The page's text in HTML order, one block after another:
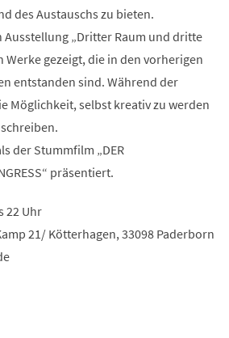
des Austauschs zu bieten.
Ausstellung „Dritter Raum und dritte
Werke gezeigt, die in den vorherigen
entstanden sind. Während der
Möglichkeit, selbst kreativ zu werden
der Stummfilm „DER
präsentiert.
22 Uhr
21/ Kötterhagen, 33098 Paderborn